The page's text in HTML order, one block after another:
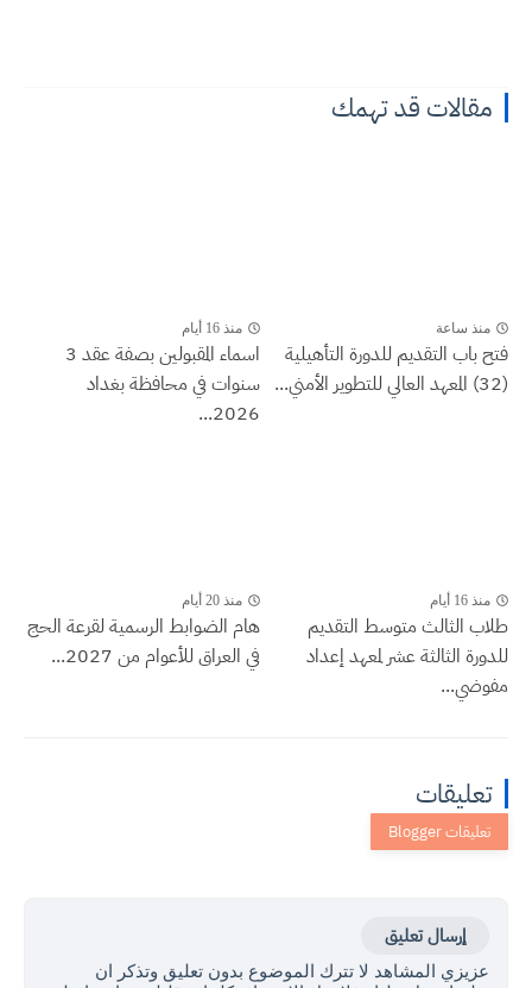
مقالات قد تهمك
منذ ساعة
فتح باب التقديم للدورة التأهيلية
(32) المعهد العالي للتطوير الأمني...
منذ 16 أيام
اسماء المقبولين بصفة عقد 3
سنوات في محافظة بغداد
2026...
منذ 16 أيام
طلاب الثالث متوسط التقديم
للدورة الثالثة عشر لمعهد إعداد
مفوضي...
منذ 20 أيام
هام الضوابط الرسمية لقرعة الحج
في العراق للأعوام من 2027...
تعليقات
إرسال تعليق
عزيزي المشاهد لا تترك الموضوع بدون تعليق وتذكر ان